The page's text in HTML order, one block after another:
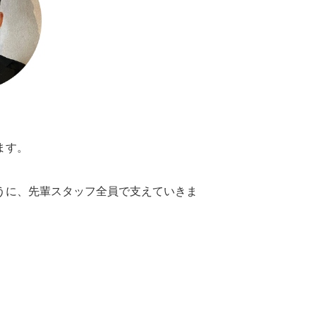
。
、先輩スタッフ全員で支えていきま